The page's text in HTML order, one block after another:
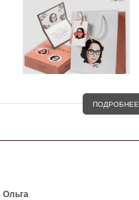
ПОДРОБНЕЕ
Ольга